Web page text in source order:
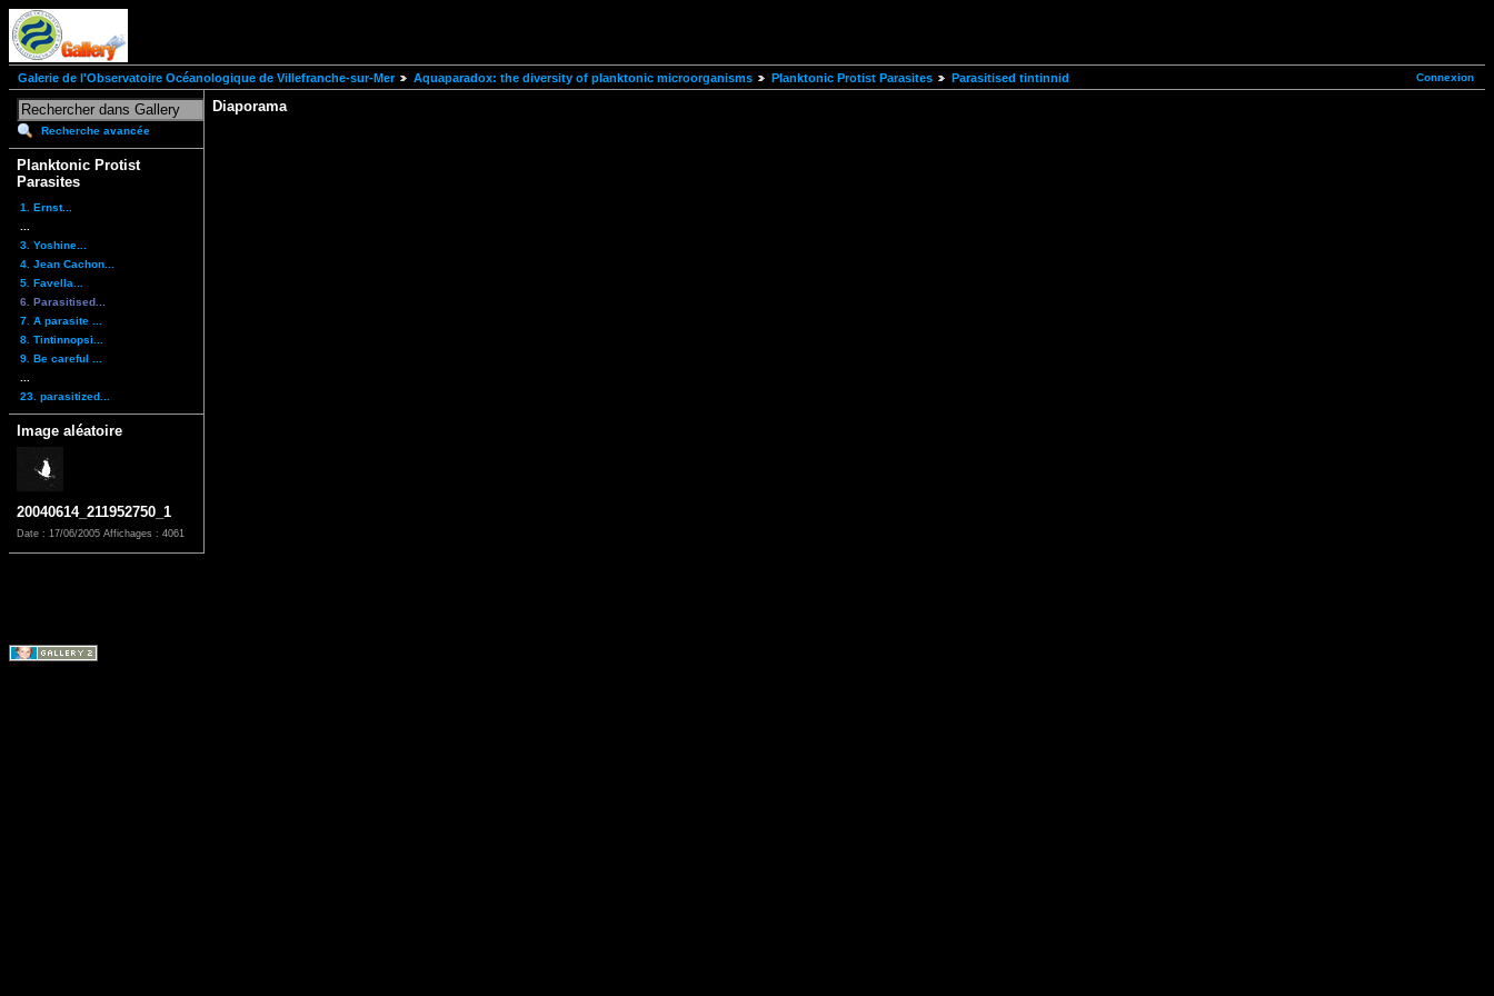
Connexion
Galerie de l'Observatoire Océanologique de Villefranche-sur-Mer Aquaparadox: the diversity of planktonic microorganisms Planktonic Protist Parasites Parasitised tintinnid
Recherche avancée
Planktonic Protist
Parasites
1. Ernst...
3. Yoshine...
4. Jean Cachon...
5. Favella...
6. Parasitised...
7. A parasite ...
8. Tintinnopsi...
9. Be careful ...
23. parasitized...
Image aléatoire
20040614_211952750_1
Date : 17/06/2005 Affichages : 4061
Diaporama